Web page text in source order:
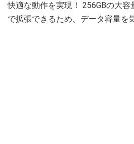
快適な動作を実現！ 256GBの大容
で拡張できるため、データ容量を